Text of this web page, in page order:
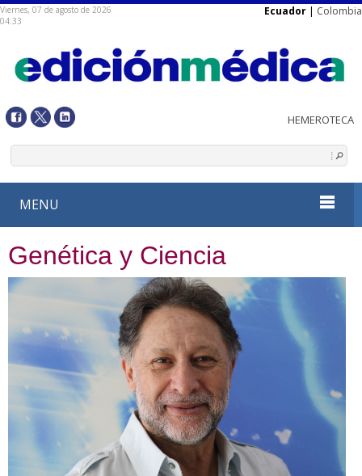
Viernes, 07 de agosto de 2026
04:33
Ecuador | Colombia
MENU
Genética y Ciencia